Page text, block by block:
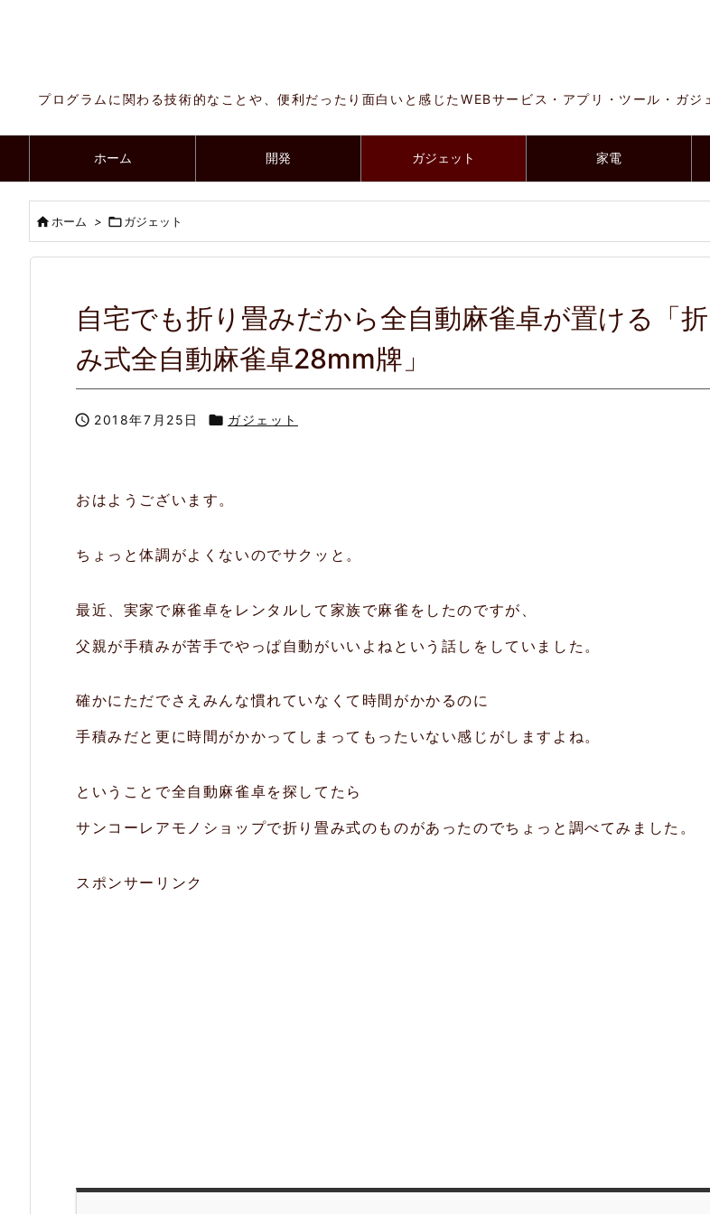
プログラムに関わる技術的なことや、便利だったり面白いと感じたWEBサービス・アプリ・ツール・ガ
ホーム 開発 ガジェット 家電
ホーム > ガジェット
自宅でも折り畳みだから全自動麻雀卓が置ける「
み式全自動麻雀卓28mm牌」
 2018年7月25日  ガジェット
おはようございます。
ちょっと体調がよくないのでサクッと。
最近、実家で麻雀卓をレンタルして家族で麻雀をしたのですが、
父親が手積みが苦手でやっぱ自動がいいよねという話しをしていました。
確かにただでさえみんな慣れていなくて時間がかかるのに
手積みだと更に時間がかかってしまってもったいない感じがしますよね。
ということで全自動麻雀卓を探してたら
サンコーレアモノショップで折り畳み式のものがあったのでちょっと調べてみました。
スポンサーリンク